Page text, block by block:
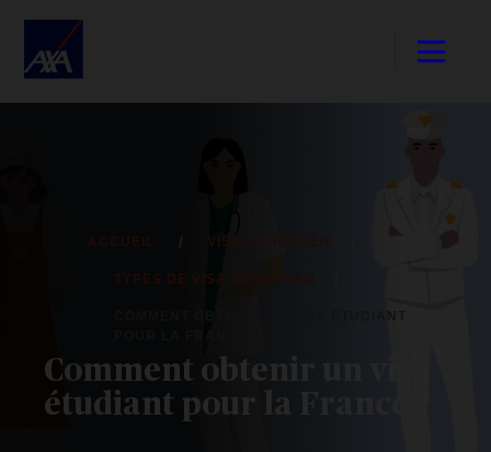
ACCUEIL VISA SCHENGEN
TYPES DE VISA SCHENGEN
Comment obtenir un visa
étudiant pour la France ?